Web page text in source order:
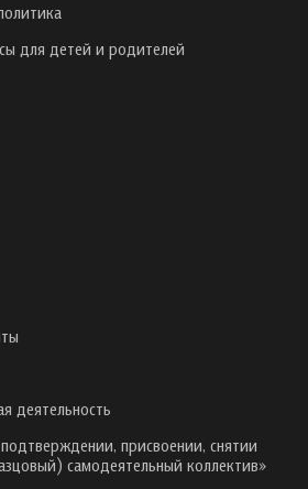
для детей и родителей
деятельность
присвоении, снятии
самодеятельный коллектив»